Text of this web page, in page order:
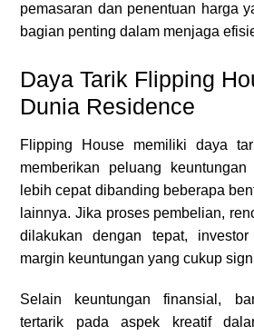
pemasaran dan penentuan harga
bagian penting dalam menjaga
Daya Tarik Flipping
Dunia Residence
Flipping House memiliki daya
memberikan peluang
lebih cepat dibanding beberapa
lainnya. Jika proses pembelian,
dilakukan dengan tepat,
margin keuntungan yang cukup
Selain keuntungan finansial,
tertarik pada aspek kreatif